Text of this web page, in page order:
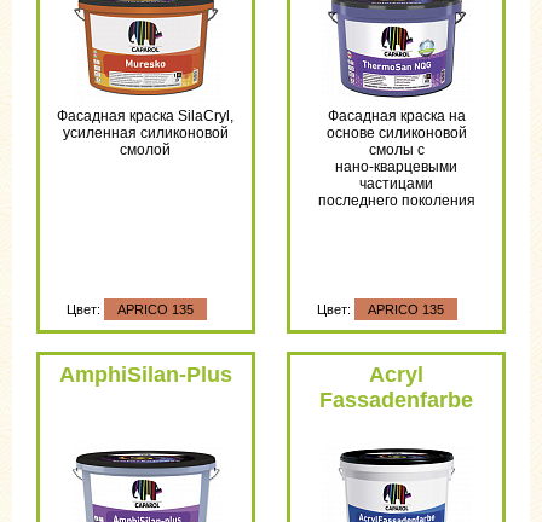
Фасадная краска SilaCryl,
усиленная силиконовой
смолой
Цвет: APRICO 135
Фасадная краска на
основе силиконовой
смолы с
нано-кварцевыми
частицами
последнего поколения
Цвет: APRICO 135
AmphiSilan-Plus
Acryl
Fassadenfarbe